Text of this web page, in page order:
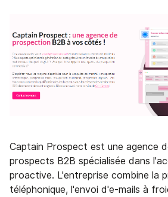
Captain Prospect est une agence
prospects B2B spécialisée dans
proactive. L'entreprise combine la
téléphonique, l'envoi d'e-mails à